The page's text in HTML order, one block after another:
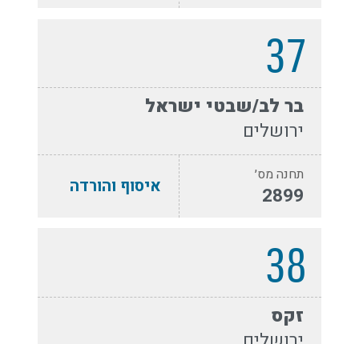
37
בר לב/שבטי ישראל
ירושלים
תחנה מס׳
2899 איסוף והורדה
38
זקס